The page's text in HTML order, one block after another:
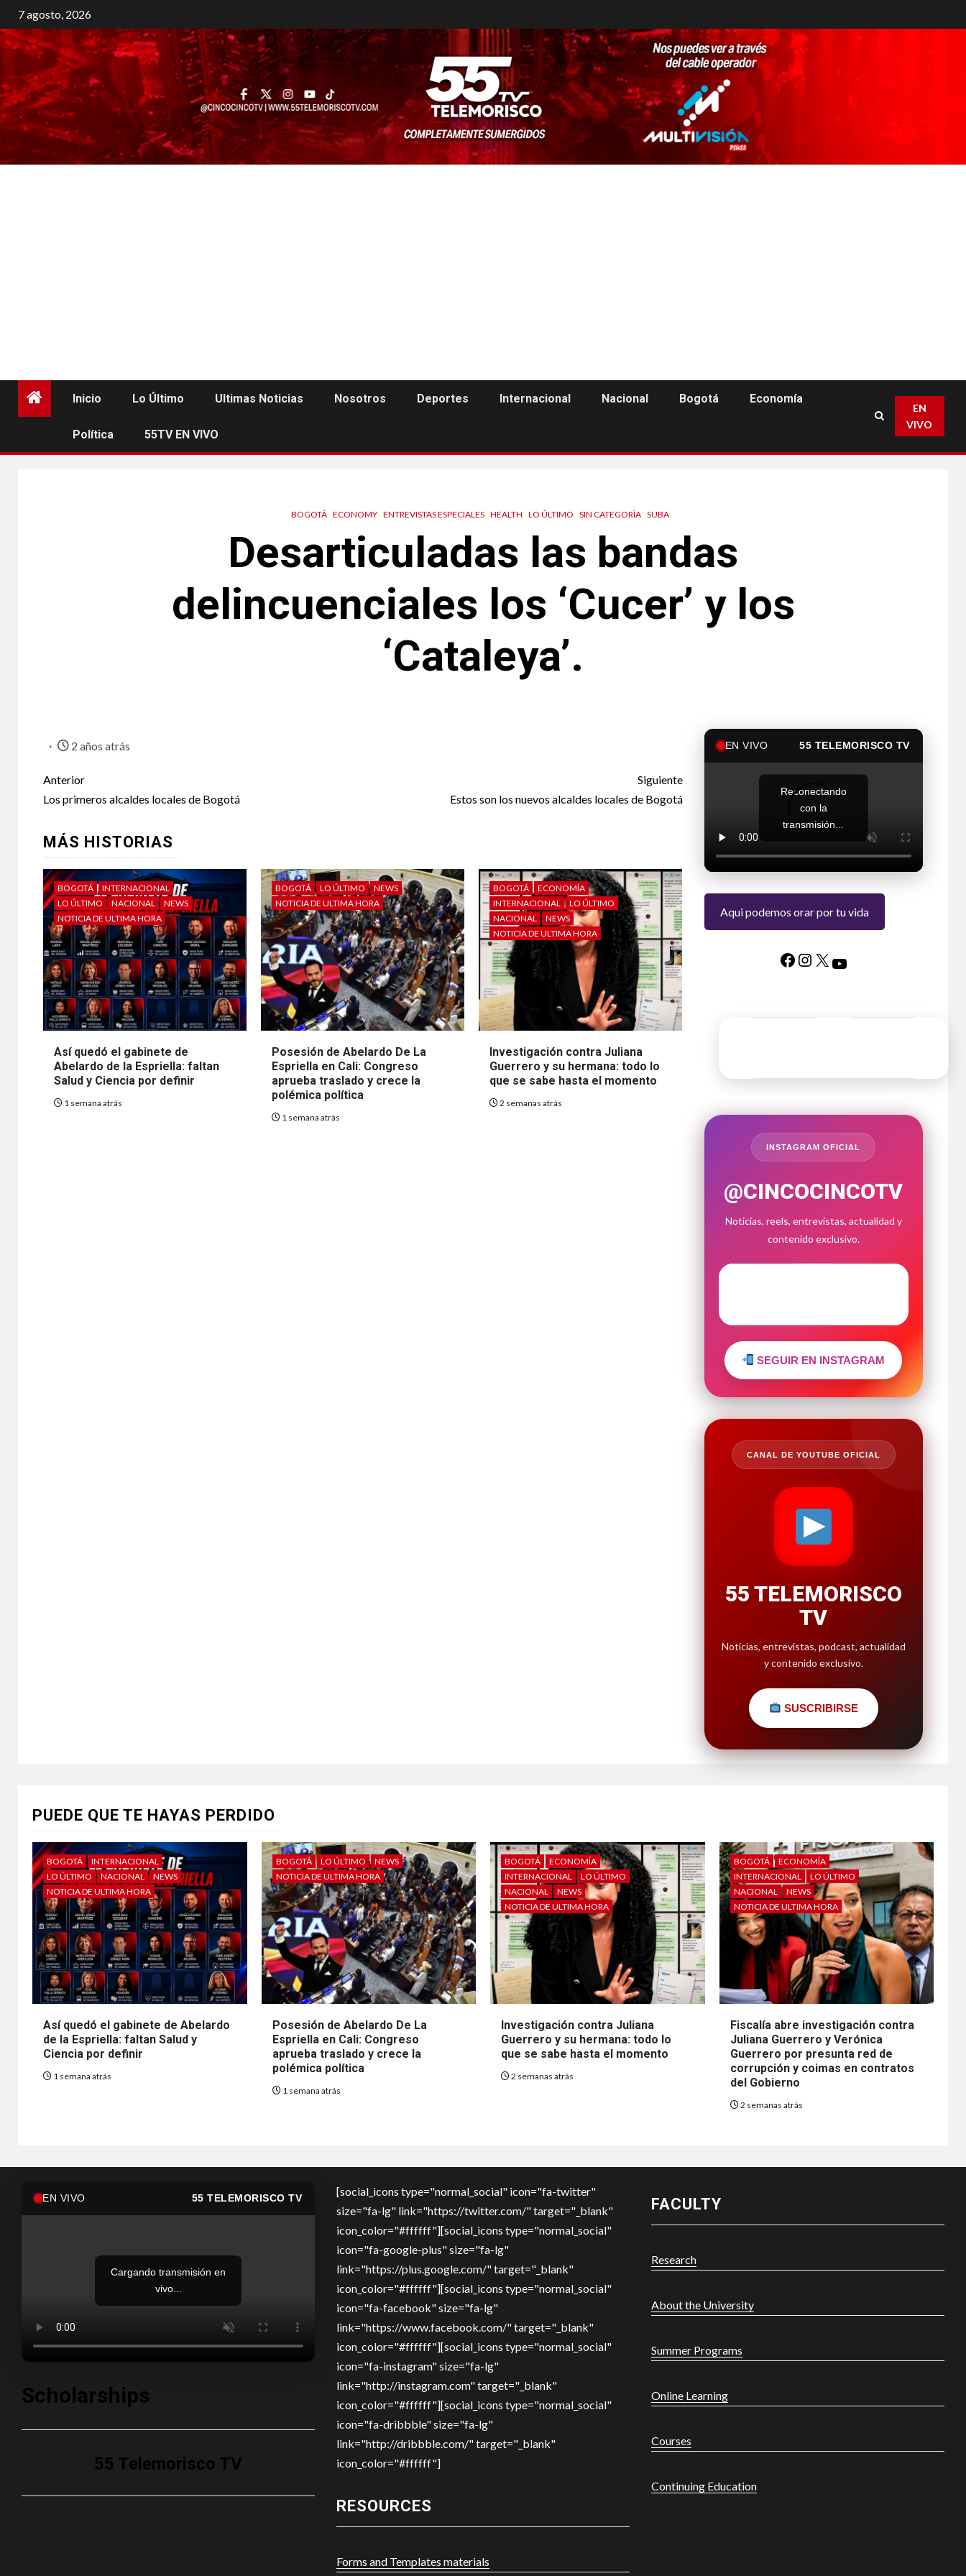
7 agosto, 2026
Inicio Lo Último Ultimas Noticias Nosotros Deportes Internacional Nacional Bogotá Economía
Política 55TV EN VIVO
EN
VIVO
BOGOTÁ ECONOMY ENTREVISTAS ESPECIALES HEALTH LO ÚLTIMO SIN CATEGORÍA SUBA
Desarticuladas las bandas
delincuenciales los ‘Cucer’ y los
‘Cataleya’.
2 años atrás
Anterior
Los primeros alcaldes locales de Bogotá
Siguiente
Estos son los nuevos alcaldes locales de Bogotá
MÁS HISTORIAS
BOGOTÁ
INTERNACIONAL
LO ÚLTIMO
NACIONAL
NEWS
NOTICIA DE ULTIMA HORA
Así quedó el gabinete de
Abelardo de la Espriella: faltan
Salud y Ciencia por definir
1 semana atrás
BOGOTÁ LO ÚLTIMO
NEWS
NOTICIA DE ULTIMA HORA
Posesión de Abelardo De La
Espriella en Cali: Congreso
aprueba traslado y crece la
polémica política
1 semana atrás
BOGOTÁ
ECONOMÍA
INTERNACIONAL
LO ÚLTIMO
NACIONAL
NEWS
NOTICIA DE ULTIMA HORA
Investigación contra Juliana
Guerrero y su hermana: todo lo
que se sabe hasta el momento
2 semanas atrás
EN VIVO 55 TELEMORISCO TV
Reconectando
con la
transmisión...
Aqui podemos orar por tu vida
INSTAGRAM OFICIAL
@CINCOCINCOTV
Noticias, reels, entrevistas, actualidad y
contenido exclusivo.
SEGUIR EN INSTAGRAM
CANAL DE YOUTUBE OFICIAL
55 TELEMORISCO
TV
Noticias, entrevistas, podcast, actualidad
y contenido exclusivo.
SUSCRIBIRSE
PUEDE QUE TE HAYAS PERDIDO
BOGOTÁ
INTERNACIONAL
LO ÚLTIMO
NACIONAL
NEWS
NOTICIA DE ULTIMA HORA
Así quedó el gabinete de Abelardo
de la Espriella: faltan Salud y
Ciencia por definir
1 semana atrás
BOGOTÁ LO ÚLTIMO
NEWS
NOTICIA DE ULTIMA HORA
Posesión de Abelardo De La
Espriella en Cali: Congreso
aprueba traslado y crece la
polémica política
1 semana atrás
BOGOTÁ
ECONOMÍA
INTERNACIONAL
LO ÚLTIMO
NACIONAL
NEWS
NOTICIA DE ULTIMA HORA
Investigación contra Juliana
Guerrero y su hermana: todo lo
que se sabe hasta el momento
2 semanas atrás
BOGOTÁ
ECONOMÍA
INTERNACIONAL
LO ÚLTIMO
NACIONAL
NEWS
NOTICIA DE ULTIMA HORA
Fiscalía abre investigación contra
Juliana Guerrero y Verónica
Guerrero por presunta red de
corrupción y coimas en contratos
del Gobierno
2 semanas atrás
EN VIVO 55 TELEMORISCO TV
Cargando transmisión en
vivo...
Scholarships
55 Telemorisco TV
[social_icons type="normal_social" icon="fa-twitter"
size="fa-lg" link="https://twitter.com/" target="_blank"
icon_color="#ffffff"][social_icons type="normal_social"
icon="fa-google-plus" size="fa-lg"
link="https://plus.google.com/" target="_blank"
icon_color="#ffffff"][social_icons type="normal_social"
icon="fa-facebook" size="fa-lg"
link="https://www.facebook.com/" target="_blank"
icon_color="#ffffff"][social_icons type="normal_social"
icon="fa-instagram" size="fa-lg"
link="http://instagram.com" target="_blank"
icon_color="#ffffff"][social_icons type="normal_social"
icon="fa-dribbble" size="fa-lg"
link="http://dribbble.com/" target="_blank"
icon_color="#ffffff"]
RESOURCES
Forms and Templates materials
FACULTY
Research
About the University
Summer Programs
Online Learning
Courses
Continuing Education